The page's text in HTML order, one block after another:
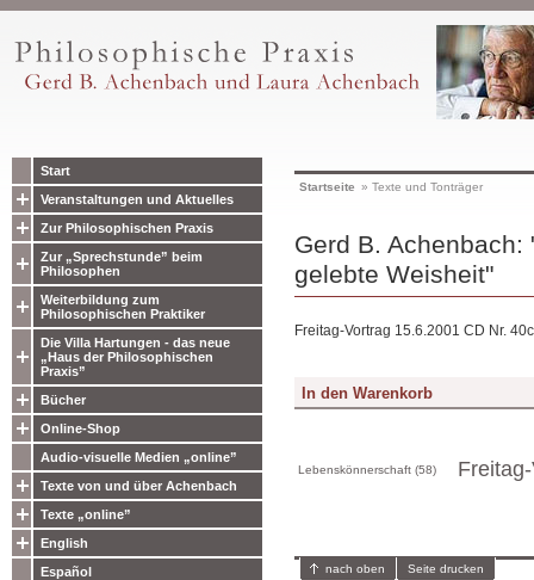
Start
Veranstaltungen und Aktuelles
Zur Philosophischen Praxis
Zur „Sprechstunde” beim
Philosophen
Weiterbildung zum
Philosophischen Praktiker
Die Villa Hartungen - das neue
„Haus der Philosophischen
Praxis”
Bücher
Online-Shop
Audio-visuelle Medien „online”
Texte von und über Achenbach
Texte „online”
English
Español
Startseite » Texte und Tonträger
Gerd B.
gelebte Weisheit"
Freitag-Vortrag 15.6.2001 CD Nr. 40c
Lebenskönnerschaft (58)
nach oben Seite drucken